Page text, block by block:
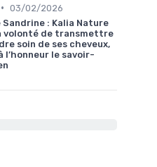
• 03/02/2026
: Kalia Nature
volonté de transmettre
soin de ses cheveux,
l’honneur le savoir-